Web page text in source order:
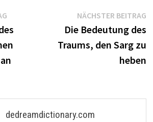
Vorheriger
Beitrag:
NÄCHSTER BEITRAG
Die Bedeutung des
Traums, den Sarg zu
heben
dedreamdictionary.com